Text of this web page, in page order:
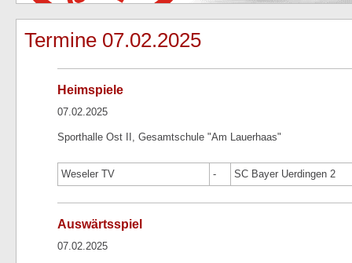
Termine 07.02.2025
Heimspiele
07.02.2025
Sporthalle Ost II, Gesamtschule "Am Lauerhaas"
Weseler TV - SC Bayer Uerdingen 2
Auswärtsspiel
07.02.2025